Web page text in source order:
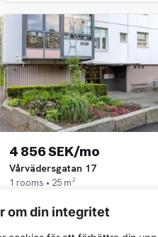
om din integritet
4 856 SEK/mo
Vårvädersgatan 17
1 rooms • 25 m²
~6,1 km away